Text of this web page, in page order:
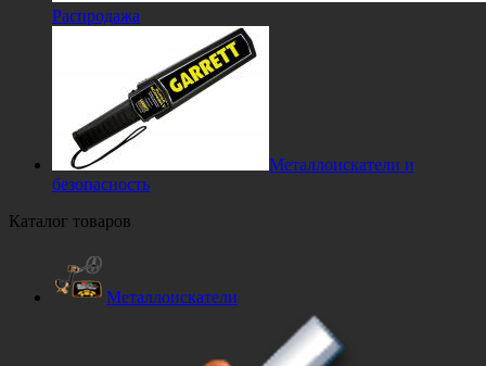
Распродажа
Металлоискатели и
безопасность
Каталог товаров
Металлоискатели